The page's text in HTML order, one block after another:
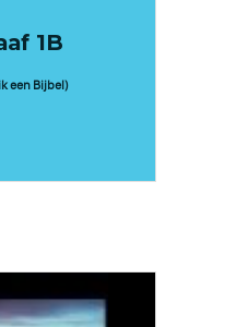
1B
een Bijbel)